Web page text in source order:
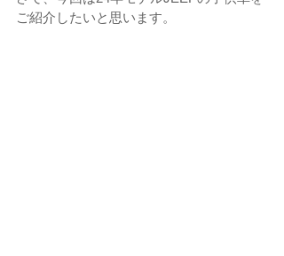
ご紹介したいと思います。